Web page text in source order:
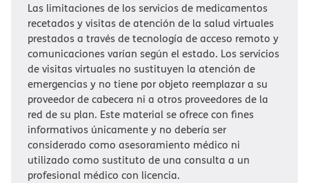
Las limitaciones de los servicios de medicamentos
recetados y visitas de atención de la salud virtuales
prestados a través de tecnología de acceso remoto y
comunicaciones varían según el estado. Los servicios
de visitas virtuales no sustituyen la atención de
emergencias y no tiene por objeto reemplazar a su
proveedor de cabecera ni a otros proveedores de la
red de su plan. Este material se ofrece con fines
informativos únicamente y no debería ser
considerado como asesoramiento médico ni
utilizado como sustituto de una consulta a un
profesional médico con licencia.​​